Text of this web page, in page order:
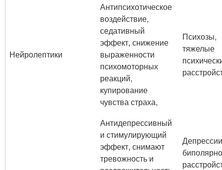
Нейролептики
Антипсихотическое
воздействие,
седативный
эффект, снижение
выраженности
психомоторных
реакций,
купирование
чувства страха,
Психозы,
тяжелые
Антидепрессивный
и стимулирующий
эффект, снимают
тревожность и